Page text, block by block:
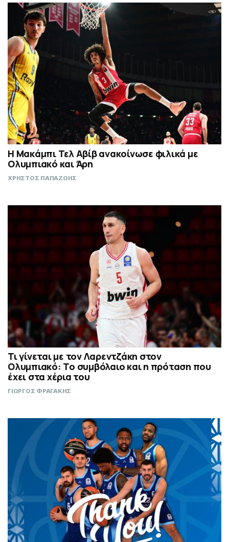
Η Μακάμπι Τελ Αβίβ ανακοίνωσε φιλικά με
Ολυμπιακό και Άρη
ΧΡΗΣΤΟΣ ΠΑΠΑΖΩΗΣ
Τι γίνεται με τον Λαρεντζάκη στον
Ολυμπιακό: Το συμβόλαιο και η πρόταση που
έχει στα χέρια του
ΓΙΩΡΓΟΣ ΦΡΑΓΑΚΗΣ